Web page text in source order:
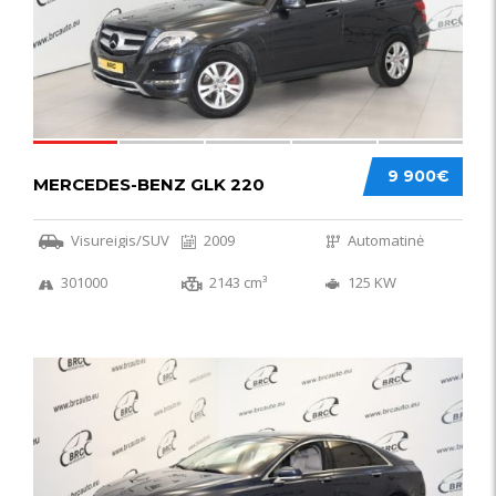
9 900€
MERCEDES-BENZ GLK 220
Visureigis/SUV 2009 Automatinė
301000 2143 cm³ 125 KW